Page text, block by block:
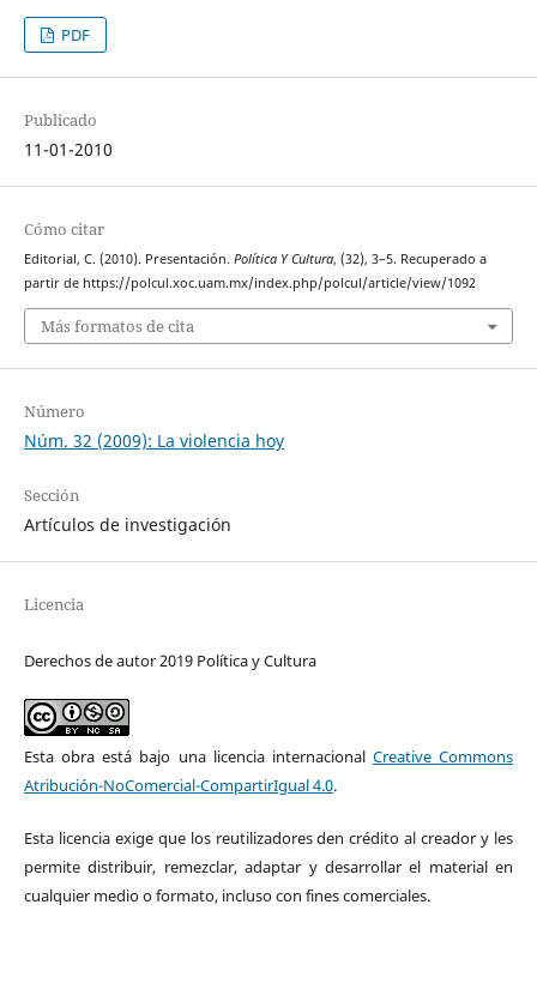
PDF
Publicado
11-01-2010
Cómo citar
Editorial, C. (2010). Presentación. Política Y Cultura, (32), 3–5. Recuperado a
partir de https://polcul.xoc.uam.mx/index.php/polcul/article/view/1092
Más formatos de cita
Número
Núm. 32 (2009): La violencia hoy
Sección
Artículos de investigación
Licencia
Derechos de autor 2019 Política y Cultura
Esta obra está bajo una licencia internacional Creative Commons
Atribución-NoComercial-CompartirIgual 4.0.
Esta licencia exige que los reutilizadores den crédito al creador y les
permite distribuir, remezclar, adaptar y desarrollar el material en
cualquier medio o formato, incluso con fines comerciales.